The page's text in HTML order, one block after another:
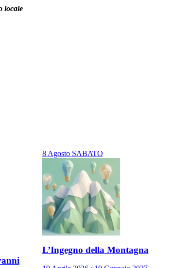
locale
8 Agosto SABATO
L’Ingegno della Montagna